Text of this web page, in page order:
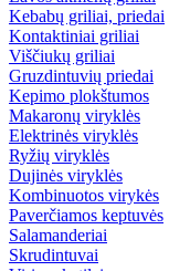
Kebabų griliai, priedai
Kontaktiniai griliai
Viščiukų griliai
Gruzdintuvių priedai
Kepimo plokštumos
Makaronų viryklės
Elektrinės viryklės
Ryžių viryklės
Dujinės viryklės
Kombinuotos virykės
Paverčiamos keptuvės
Salamanderiai
Skrudintuvai